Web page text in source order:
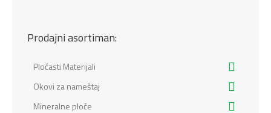
Prodajni asortiman:
Pločasti Materijali
Okovi za nameštaj
Mineralne ploče